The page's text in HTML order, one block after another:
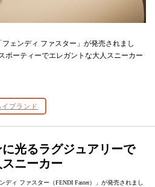
ェンディ ファスター」が発売されまし
ポーティーでエレガントな大人スニーカー
イブランド
光るラグジュアリーで
ニーカー
ディ ファスター（FENDI Faster）」が発売されまし